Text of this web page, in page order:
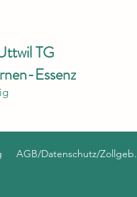
TG
Essenz
AGB/Datenschutz/Zollgeb.